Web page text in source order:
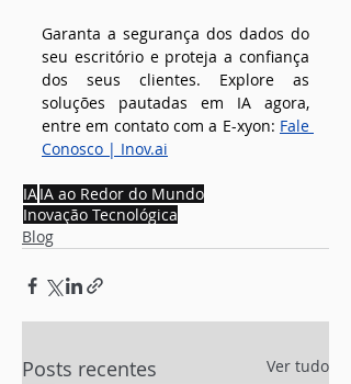
Garanta a segurança dos dados do
seu escritório e proteja a confiança
dos seus clientes. Explore as
soluções pautadas em IA agora,
entre em contato com a E-xyon: Fale
Conosco | Inov.ai
IAIA ao Redor do Mundo
Inovação Tecnológica
Blog
Posts recentes Ver tudo